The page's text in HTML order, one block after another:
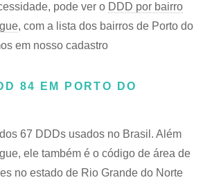
pode ver o DDD por bairro
, com a lista dos bairros de Porto do
em nosso cadastro
84 EM PORTO DO
67 DDDs usados no Brasil. Além
ele também é o código de área de
no estado de Rio Grande do Norte